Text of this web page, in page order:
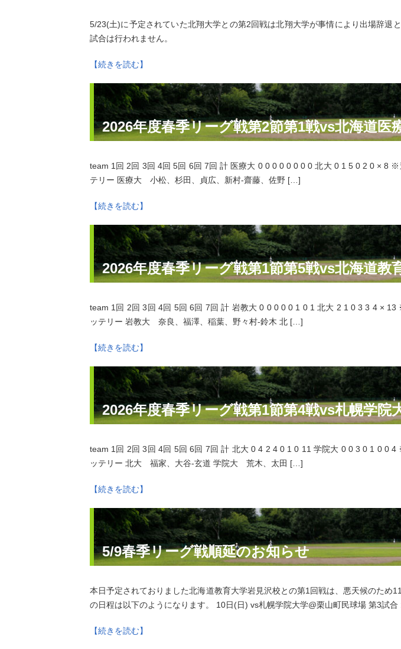
5/23(土)に予定されていた北翔大学との第2回戦は北翔大学が事情により出場辞退
試合は行われません。
【続きを読む】
2026年度春季リーグ戦第2節第1戦vs北海道医
team 1回 2回 3回 4回 5回 6回 7回 計 医療大 0 0 0 0 0 0 0 0 北大 0 1 5 0 2 0 × 8 ※
テリー 医療大 小松、杉田、貞広、新村‐齋藤、佐野 […]
【続きを読む】
2026年度春季リーグ戦第1節第5戦vs北海道教
team 1回 2回 3回 4回 5回 6回 7回 計 岩教大 0 0 0 0 0 1 0 1 北大 2 1 0 3 3 4 ×
ッテリー 岩教大 奈良、福澤、稲葉、野々村‐鈴木 北 […]
【続きを読む】
2026年度春季リーグ戦第1節第4戦vs札幌学院
team 1回 2回 3回 4回 5回 6回 7回 計 北大 0 4 2 4 0 1 0 11 学院大 0 0 3 0 1 0 0
ッテリー 北大 福家、大谷-玄道 学院大 荒木、太田 […]
【続きを読む】
5/9春季リーグ戦順延のお知らせ
本日予定されておりました北海道教育大学岩見沢校との第1回戦は、悪天候のため
の日程は以下のようになります。 10日(日) vs札幌学院大学@栗山町民球場 第3試
【続きを読む】